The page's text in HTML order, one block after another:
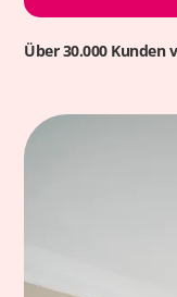
Über 30.000 Kunden